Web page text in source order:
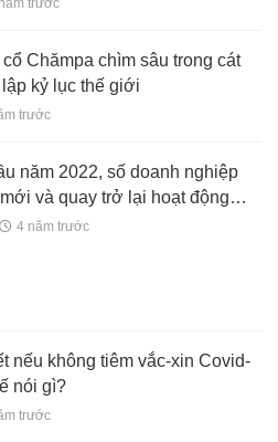
Chămpa chìm sâu trong cát
kỷ lục thế giới
trước
năm 2022, số doanh nghiệp
và quay trở lại hoạt động
4 năm trước
nếu không tiêm vắc-xin Covid-
nói gì?
trước